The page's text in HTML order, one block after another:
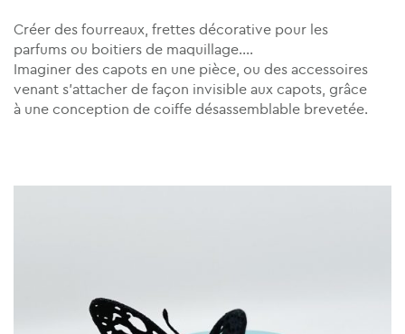
Créer des fourreaux, frettes décorative pour les
parfums ou boitiers de maquillage….
Imaginer des capots en une pièce, ou des accessoires
venant s’attacher de façon invisible aux capots, grâce
à une conception de coiffe désassemblable brevetée.